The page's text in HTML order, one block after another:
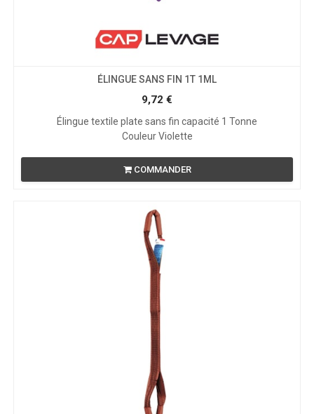
ÉLINGUE SANS FIN 1T 1ML
9,72 €
Élingue textile plate sans fin capacité 1 Tonne
Couleur Violette
COMMANDER